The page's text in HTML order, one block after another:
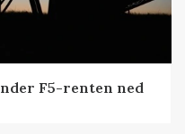
F5-renten ned